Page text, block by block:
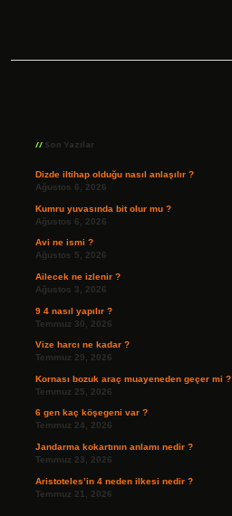
Son Yazılar
Dizde iltihap olduğu nasıl anlaşılır ?
Ağustos 6, 2026
Kumru yuvasında bit olur mu ?
Ağustos 6, 2026
Avi ne ismi ?
Ağustos 5, 2026
Ailecek ne izlenir ?
Ağustos 3, 2026
9 4 nasıl yapılır ?
Temmuz 30, 2026
Vize harcı ne kadar ?
Temmuz 29, 2026
Kornası bozuk araç muayeneden geçer mi ?
Temmuz 25, 2026
6 gen kaç köşegeni var ?
Temmuz 24, 2026
Jandarma kokartının anlamı nedir ?
Temmuz 23, 2026
Aristoteles’in 4 neden ilkesi nedir ?
Temmuz 21, 2026